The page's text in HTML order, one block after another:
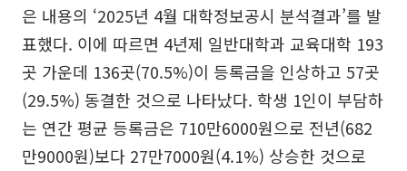
은 내용의 ‘2025년 4월 대학정보공시 분석결과’를 발
표했다. 이에 따르면 4년제 일반대학과 교육대학 193
곳 가운데 136곳(70.5%)이 등록금을 인상하고 57곳
(29.5%) 동결한 것으로 나타났다. 학생 1인이 부담하
는 연간 평균 등록금은 710만6000원으로 전년(682
만9000원)보다 27만7000원(4.1%) 상승한 것으로